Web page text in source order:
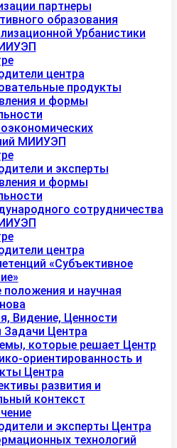
партнеры
образования
Урбанистики
центра
продукты
и формы
МИИУЭП
и эксперты
и формы
сотрудничества
центра
«Субъективное
и научная
Видение, Ценности
Задачи Центра
которые решает Центр
ориентированность и
Центра
развития и
контекст
и эксперты Центра
технологий